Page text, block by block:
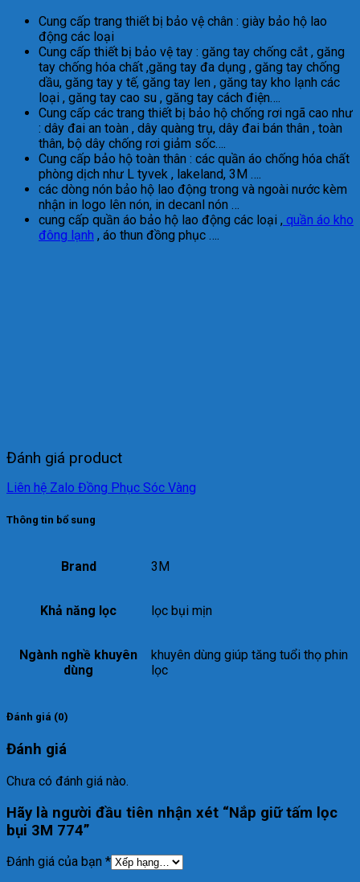
Cung cấp trang thiết bị bảo vệ chân : giày bảo hộ lao
động các loại
Cung cấp thiết bị bảo vệ tay : găng tay chống cắt , găng
tay chống hóa chất ,găng tay đa dụng , găng tay chống
dầu, găng tay y tế, găng tay len , găng tay kho lạnh các
loại , găng tay cao su , găng tay cách điện….
Cung cấp các trang thiết bị bảo hộ chống rơi ngã cao như
: dây đai an toàn , dây quàng trụ, dây đai bán thân , toàn
thân, bộ dây chống rơi giảm sốc….
Cung cấp bảo hộ toàn thân : các quần áo chống hóa chất
phòng dịch như L tyvek , lakeland, 3M ….
các dòng nón bảo hộ lao động trong và ngoài nước kèm
nhận in logo lên nón, in decanl nón …
cung cấp quần áo bảo hộ lao động các loại , quần áo kho
đông lạnh , áo thun đồng phục ….
Đánh giá product
Liên hệ Zalo Đồng Phục Sóc Vàng
Thông tin bổ sung
Brand 3M
Khả năng lọc lọc bụi mịn
Ngành nghề khuyên
dùng
khuyên dùng giúp tăng tuổi thọ phin
lọc
Đánh giá (0)
Đánh giá
Chưa có đánh giá nào.
Hãy là người đầu tiên nhận xét “Nắp giữ tấm lọc
bụi 3M 774”
Đánh giá của bạn *